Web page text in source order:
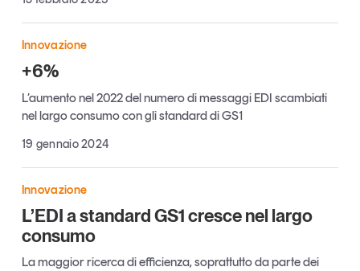
Un anno di
Tendenze
Innovazione
+6%
L’aumento nel 2022 del numero di messaggi EDI scambiati
nel largo consumo con gli standard di GS1
19 gennaio 2024
Innovazione
L’EDI a standard GS1 cresce nel largo
consumo
La maggior ricerca di efficienza, soprattutto da parte dei